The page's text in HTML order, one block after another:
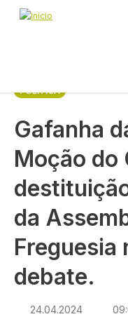
Passar para o
Navegação
Início
Gafanha da
POLÍTICA
Gafanha
Moção do
da
Freguesia
debate.
24.04.2024